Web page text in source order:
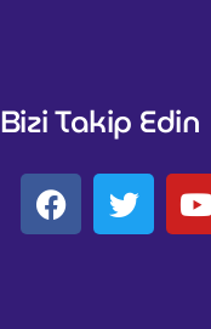
Bizi Takip Edin